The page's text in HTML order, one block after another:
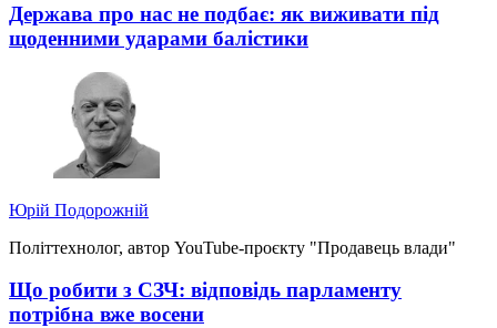
Держава про нас не подбає: як виживати під
щоденними ударами балістики
Юрій Подорожній
Політтехнолог, автор YouTube-проєкту "Продавець влади"
Що робити з СЗЧ: відповідь парламенту
потрібна вже восени